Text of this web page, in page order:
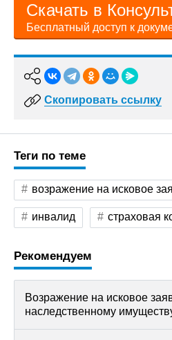
Скачать в
Бесплатный доступ к
Скопировать ссылку
Теги по теме
возражение на исковое
инвалид страховая
Рекомендуем
Возражение на исковое
наследственному